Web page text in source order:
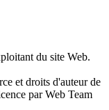
du site Web.
et droits d'auteur de
par Web Team